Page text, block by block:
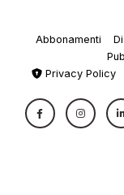
Abbonamenti
Privacy Policy